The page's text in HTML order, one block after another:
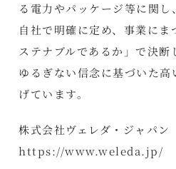
る電力やパッケージ等に関
自社で明確に定め、事業に
ステナブルであるか」で決断
ゆるぎない信念に基づいた高
げています。
株式会社ヴェレダ・ジャパン
https://www.weleda.jp/